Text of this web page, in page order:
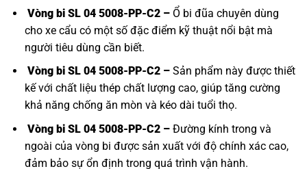
Vòng bi SL 04 5008-PP-C2 –Ổ bi đũa chuyên dùng
cho xe cẩu có một số đặc điểm kỹ thuật nổi bật mà
người tiêu dùng cần biết.
Vòng bi SL 04 5008-PP-C2 –Sản phẩm này được thiết
kế với chất liệu thép chất lượng cao, giúp tăng cường
khả năng chống ăn mòn và kéo dài tuổi thọ.
Vòng bi SL 04 5008-PP-C2 –Đường kính trong và
ngoài của vòng bi được sản xuất với độ chính xác cao,
đảm bảo sự ổn định trong quá trình vận hành.